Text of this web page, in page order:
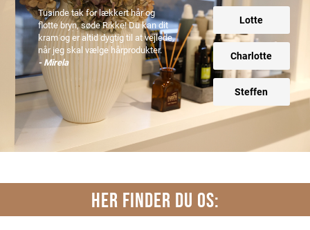
Lotte
Charlotte
Steffen
Tusinde tak for lækkert hår og
flotte bryn, søde Rikke! Du kan dit
kram og er altid dygtig til at vejlede,
når jeg skal vælge hårprodukter.
- Mirela
HER FINDER DU OS: